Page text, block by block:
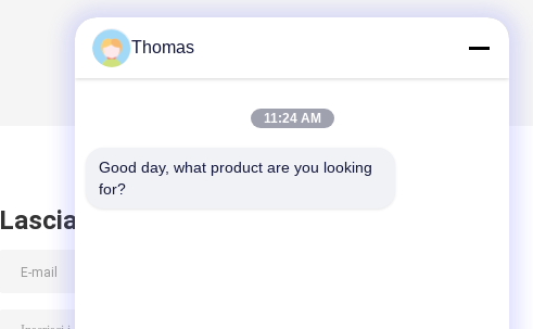
Lasciare messaggio
Thomas
11:24 AM
Good day, what product are you looking
for?